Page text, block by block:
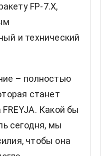
FP-7.X,
и технический
– полностью
станет
Какой бы
сегодня, мы
чтобы она